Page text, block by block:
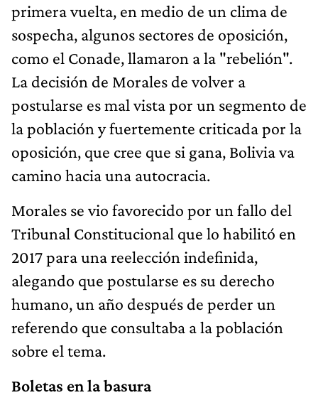
primera vuelta, en medio de un clima de
sospecha, algunos sectores de oposición,
como el Conade, llamaron a la "rebelión".
La decisión de Morales de volver a
postularse es mal vista por un segmento de
la población y fuertemente criticada por la
oposición, que cree que si gana, Bolivia va
camino hacia una autocracia.
Morales se vio favorecido por un fallo del
Tribunal Constitucional que lo habilitó en
2017 para una reelección indefinida,
alegando que postularse es su derecho
humano, un año después de perder un
referendo que consultaba a la población
sobre el tema.
Boletas en la basura